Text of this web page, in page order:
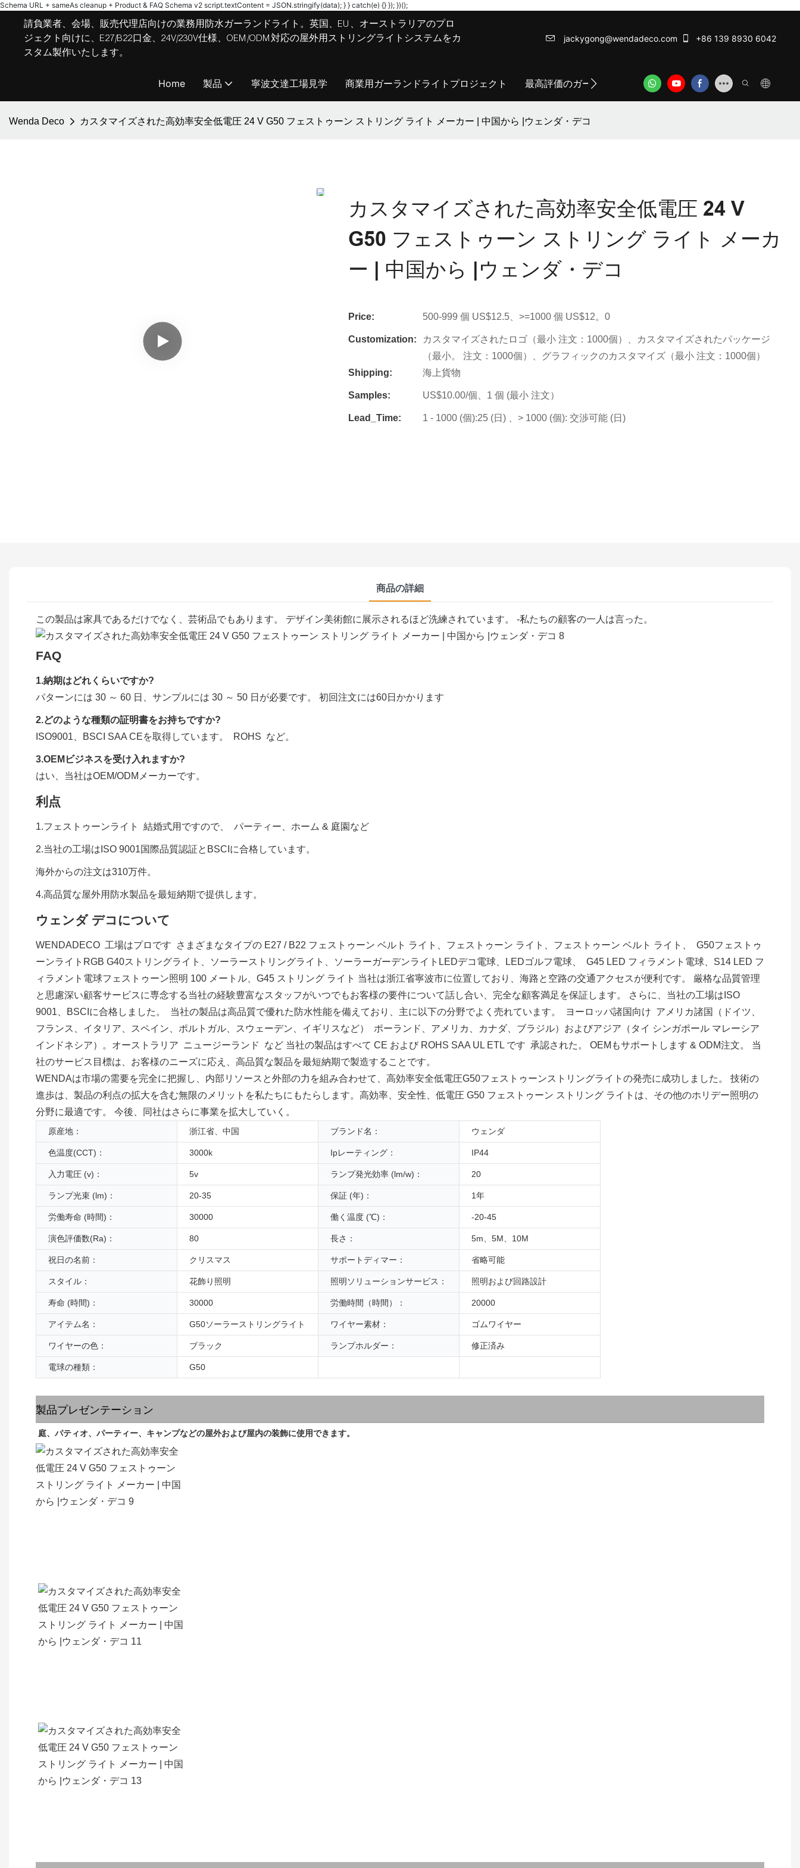
Schema URL + sameAs cleanup + Product & FAQ Schema v2 script.textContent = JSON.stringify(data); } } catch(e) {} }); })();
請負業者、会場、販売代理店向けの業務用防水ガーランドライト。英国、EU、オーストラリアのプロ
ジェクト向けに、E27/B22口金、24V/230V仕様、OEM/ODM対応の屋外用ストリングライトシステムをカ
スタム製作いたします。
jackygong@wendadeco.com​​​​​​​ +86 139 8930 6042
Home 製品 寧波文達工場見学 商業用ガーランドライトプロジェクト 最高評価のガーランドライト ODM/OEM SERVICE
Wenda Deco カスタマイズされた高効率安全低電圧 24 V G50 フェストゥーン ストリング ライト メーカー | 中国から |ウェンダ・デコ
カスタマイズされた高効率安全低電圧 24 V
G50 フェストゥーン ストリング ライト メーカ
ー | 中国から |ウェンダ・デコ
Price: 500-999 個 US$12.5、>=1000 個 US$12。0
Customization:
カスタマイズされたロゴ（最小 注文：1000個）、カスタマイズされたパッケージ
（最小。 注文：1000個）、グラフィックのカスタマイズ（最小 注文：1000個）
Shipping:
海上貨物
Samples: US$10.00/個、1 個 (最小 注文）
Lead_Time: 1 - 1000 (個):25 (日) 、> 1000 (個): 交渉可能 (日)
商品の詳細
この製品は家具であるだけでなく、芸術品でもあります。 デザイン美術館に展示されるほど洗練されています。 -私たちの顧客の一人は言った。
FAQ
1.納期はどれくらいですか?
パターンには 30 ～ 60 日、サンプルには 30 ～ 50 日が必要です。 初回注文には60日かかります
2.どのような種類の証明書をお持ちですか?
ISO9001、BSCI SAA CEを取得しています。 ROHS など。
3.OEMビジネスを受け入れますか?
はい、当社はOEM/ODMメーカーです。
利点
1.フェストゥーンライト 結婚式用ですので、 パーティー、ホーム & 庭園など
2.当社の工場はISO 9001国際品質認証とBSCIに合格しています。
海外からの注文は310万件。
4.高品質な屋外用防水製品を最短納期で提供します。
ウェンダ デコについて
WENDADECO 工場はプロです さまざまなタイプの E27 / B22 フェストゥーン ベルト ライト、フェストゥーン ライト、フェストゥーン ベルト ライト、 G50フェストゥ
ーンライトRGB G40ストリングライト、ソーラーストリングライト、ソーラーガーデンライトLEDデコ電球、LEDゴルフ電球、 G45 LED フィラメント電球、S14 LED フ
ィラメント電球フェストゥーン照明 100 メートル、G45 ストリング ライト 当社は浙江省寧波市に位置しており、海路と空路の交通アクセスが便利です。 厳格な品質管理
と思慮深い顧客サービスに専念する当社の経験豊富なスタッフがいつでもお客様の要件について話し合い、完全な顧客満足を保証します。 さらに、当社の工場はISO
9001、BSCIに合格しました。 当社の製品は高品質で優れた防水性能を備えており、主に以下の分野でよく売れています。 ヨーロッパ諸国向け アメリカ諸国（ドイツ、
フランス、イタリア、スペイン、ポルトガル、スウェーデン、イギリスなど） ポーランド、アメリカ、カナダ、ブラジル）およびアジア（タイ シンガポール マレーシア
インドネシア）。オーストラリア ニュージーランド など 当社の製品はすべて CE および ROHS SAA UL ETL です 承認された。 OEMもサポートします & ODM注文。 当
社のサービス目標は、お客様のニーズに応え、高品質な製品を最短納期で製造することです。
WENDAは市場の需要を完全に把握し、内部リソースと外部の力を組み合わせて、高効率安全低電圧G50フェストゥーンストリングライトの発売に成功しました。 技術の
進歩は、製品の利点の拡大を含む無限のメリットを私たちにもたらします。高効率、安全性、低電圧 G50 フェストゥーン ストリング ライトは、その他のホリデー照明の
分野に最適です。 今後、同社はさらに事業を拡大していく。
原産地： 浙江省、中国 ブランド名： ウェンダ
色温度(CCT)： 3000k Ipレーティング： IP44
入力電圧 (v)： 5v ランプ発光効率 (lm/w)： 20
ランプ光束 (lm)： 20-35 保証 (年)： 1年
労働寿命 (時間)： 30000 働く温度 (℃)： -20-45
演色評価数(Ra)： 80 長さ： 5m、5M、10M
祝日の名前： クリスマス サポートディマー： 省略可能
スタイル： 花飾り照明 照明ソリューションサービス： 照明および回路設計
寿命 (時間)： 30000 労働時間（時間）： 20000
アイテム名： G50ソーラーストリングライト ワイヤー素材： ゴムワイヤー
ワイヤーの色： ブラック ランプホルダー： 修正済み
電球の種類： G50
製品プレゼンテーション
庭、パティオ、パーティー、キャンプなどの屋外および屋内の装飾に使用できます。